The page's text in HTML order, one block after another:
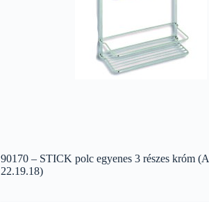
90170 – STICK polc egyenes 3 részes króm
22.19.18)